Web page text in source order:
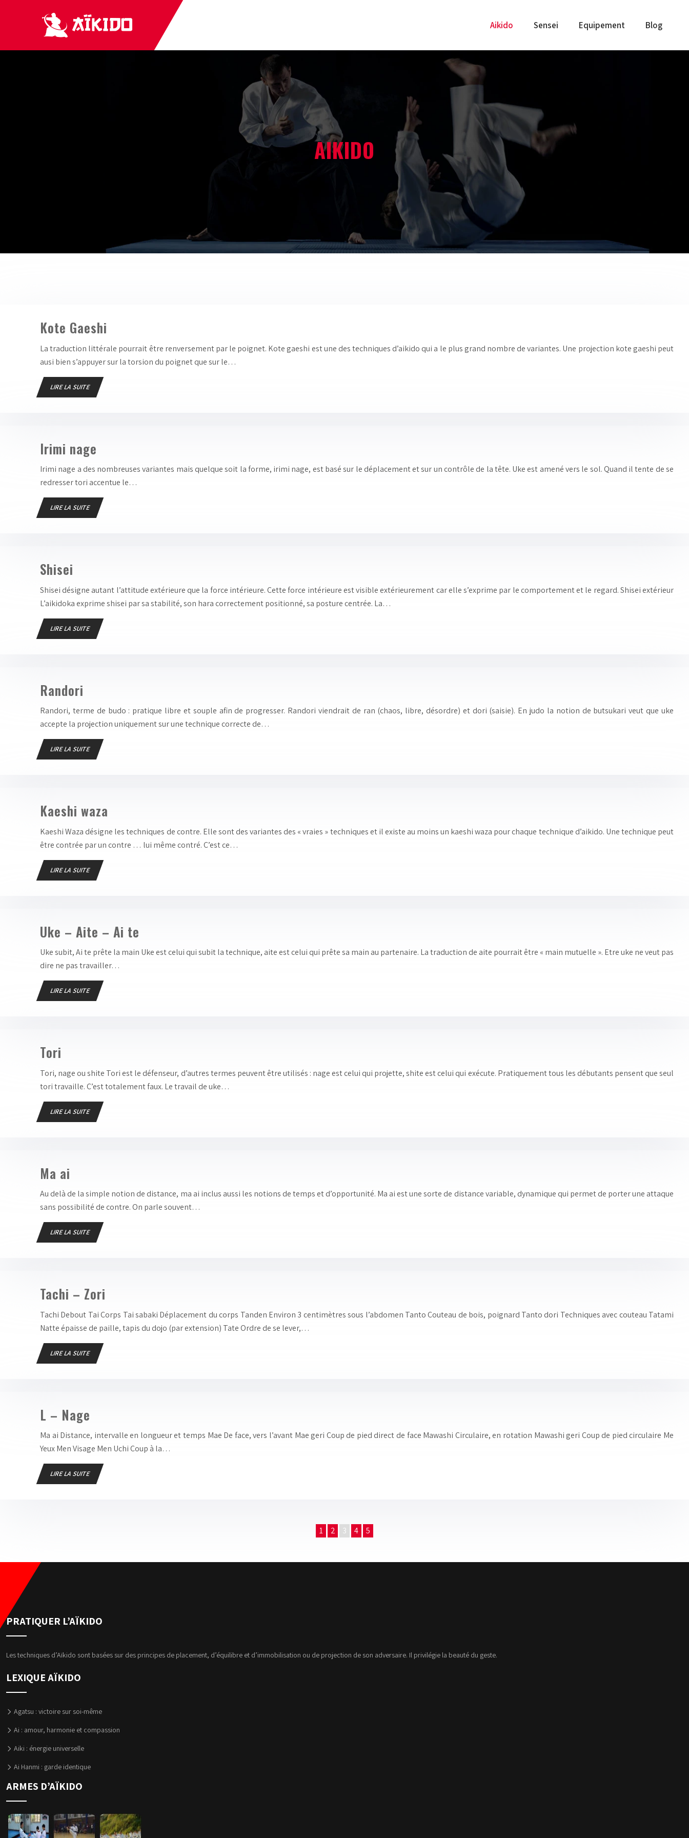
Aikido Sensei Equipement Blog
AIKIDO
Kote Gaeshi
La traduction littérale pourrait être renversement par le poignet. Kote gaeshi est une des techniques d’aikido qui a le plus grand nombre de variantes. Une projection kote gaeshi peut
ausi bien s’appuyer sur la torsion du poignet que sur le…
LIRE LA SUITE
Irimi nage
Irimi nage a des nombreuses variantes mais quelque soit la forme, irimi nage, est basé sur le déplacement et sur un contrôle de la tête. Uke est amené vers le sol. Quand il tente de se
redresser tori accentue le…
LIRE LA SUITE
Shisei
Shisei désigne autant l’attitude extérieure que la force intérieure. Cette force intérieure est visible extérieurement car elle s’exprime par le comportement et le regard. Shisei extérieur
L’aikidoka exprime shisei par sa stabilité, son hara correctement positionné, sa posture centrée. La…
LIRE LA SUITE
Randori
Randori, terme de budo : pratique libre et souple afin de progresser. Randori viendrait de ran (chaos, libre, désordre) et dori (saisie). En judo la notion de butsukari veut que uke
accepte la projection uniquement sur une technique correcte de…
LIRE LA SUITE
Kaeshi waza
Kaeshi Waza désigne les techniques de contre. Elle sont des variantes des « vraies » techniques et il existe au moins un kaeshi waza pour chaque technique d’aikido. Une technique peut
être contrée par un contre … lui même contré. C’est ce…
LIRE LA SUITE
Uke – Aite – Ai te
Uke subit, Ai te prête la main Uke est celui qui subit la technique, aite est celui qui prête sa main au partenaire. La traduction de aite pourrait être « main mutuelle ». Etre uke ne veut pas
dire ne pas travailler…
LIRE LA SUITE
Tori
Tori, nage ou shite Tori est le défenseur, d’autres termes peuvent être utilisés : nage est celui qui projette, shite est celui qui exécute. Pratiquement tous les débutants pensent que seul
tori travaille. C’est totalement faux. Le travail de uke…
LIRE LA SUITE
Ma ai
Au delà de la simple notion de distance, ma ai inclus aussi les notions de temps et d’opportunité. Ma ai est une sorte de distance variable, dynamique qui permet de porter une attaque
sans possibilité de contre. On parle souvent…
LIRE LA SUITE
Tachi – Zori
Tachi Debout Tai Corps Tai sabaki Déplacement du corps Tanden Environ 3 centimètres sous l’abdomen Tanto Couteau de bois, poignard Tanto dori Techniques avec couteau Tatami
Natte épaisse de paille, tapis du dojo (par extension) Tate Ordre de se lever,…
LIRE LA SUITE
L – Nage
Ma ai Distance, intervalle en longueur et temps Mae De face, vers l’avant Mae geri Coup de pied direct de face Mawashi Circulaire, en rotation Mawashi geri Coup de pied circulaire Me
Yeux Men Visage Men Uchi Coup à la…
LIRE LA SUITE
1 2 3 4 5
PRATIQUER L’AÏKIDO
Les techniques d’Aïkido sont basées sur des principes de placement, d’équilibre et d’immobilisation ou de projection de son adversaire. Il privilégie la beauté du geste.
LEXIQUE AÏKIDO
Agatsu : victoire sur soi-même
Ai : amour, harmonie et compassion
Aiki : énergie universelle
Ai Hanmi : garde identique
ARMES D’AÏKIDO